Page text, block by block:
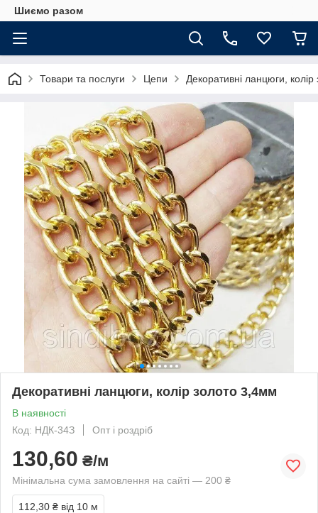
Шиємо разом
Товари та послуги Цепи Декоративні ланцюги,
Декоративні ланцюги, колір золото 3,4мм
В наявності
Код: НДК-34З
Опт і роздріб
130,60 ₴/м
Мінімальна сума замовлення на сайті — 200 ₴
112,30 ₴ від 10 м